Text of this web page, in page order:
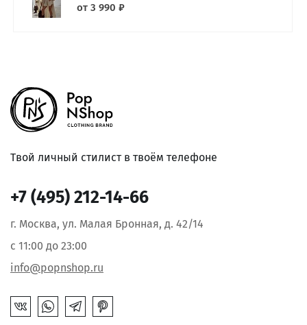
от 3 990 ₽
Твой личный стилист в твоём телефоне
+7 (495) 212-14-66
г. Москва, ул. Малая Бронная, д. 42/14
с 11:00 до 23:00
info@popnshop.ru